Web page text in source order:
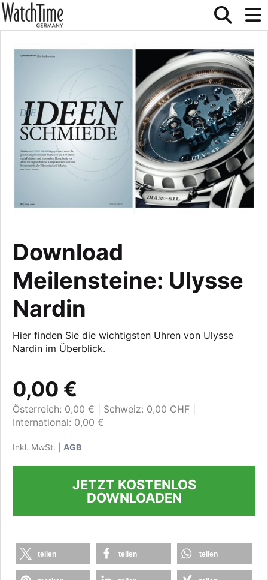
Download
Meilensteine: Ulysse
Nardin
Hier finden Sie die wichtigsten Uhren von Ulysse
Nardin im Überblick.
0,00 €
Österreich: 0,00 €
Schweiz: 0,00 CHF
International: 0,00 €
Inkl. MwSt. | AGB
JETZT KOSTENLOS
DOWNLOADEN
teilen teilen teilen